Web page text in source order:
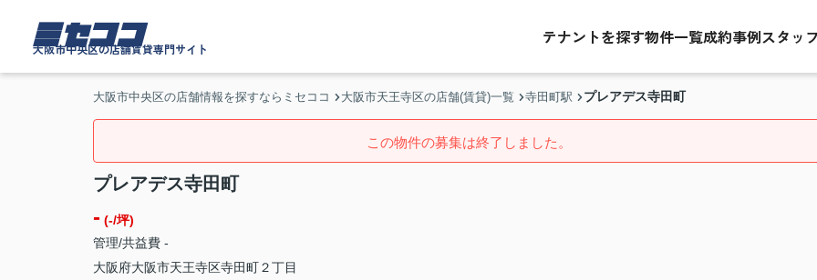
ミセココ
大阪市中央区の店舗賃貸専門サイト
テナントを探す物件一覧成約事例スタッ
大阪市中央区の店舗情報を探すならミセココ 大阪市天王寺区の店舗(賃貸)一覧 寺田町駅 プレアデス寺田町
この物件の募集は終了しました。
プレアデス寺田町
- (-/坪)
管理/共益費 -
大阪府大阪市天王寺区寺田町２丁目